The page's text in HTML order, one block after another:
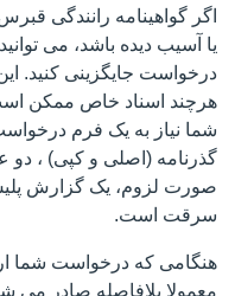
اگر گواهینامه رانندگی
یا آسیب دیده باشد، می
درخواست جایگزینی کنید.
هرچند اسناد خاص ممکن
شما نیاز به یک فرم
گذرنامه (اصلی و کپی) ، دو
صورت لزوم، یک گزارش
سرقت است.
هنگامی که درخواست شما
معمولا بلافاصله صادر می